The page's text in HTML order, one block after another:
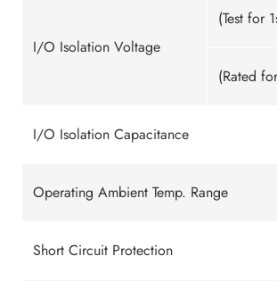
I/O Isolation Voltage
(Test for
(Rated
I/O Isolation Capacitance
Operating Ambient Temp. Range
Short Circuit Protection